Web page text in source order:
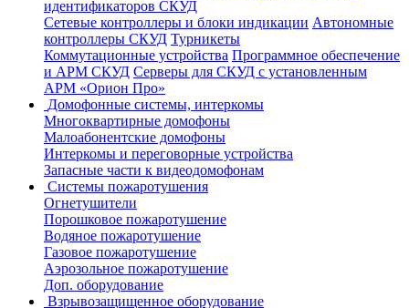
идентификаторов СКУД
Сетевые контроллеры и блоки индикации Автономные
контроллеры СКУД Турникеты
Коммутационные устройства Программное обеспечение
и АРМ СКУД Серверы для СКУД с установленным
АРМ «Орион Про»
Домофонные системы, интеркомы
Многоквартирные домофоны
Малоабонентские домофоны
Интеркомы и переговорные устройства
Запасные части к видеодомофонам
Системы пожаротушения
Огнетушители
Порошковое пожаротушение
Водяное пожаротушение
Газовое пожаротушение
Аэрозольное пожаротушение
Доп. оборудование
Взрывозащищенное оборудование